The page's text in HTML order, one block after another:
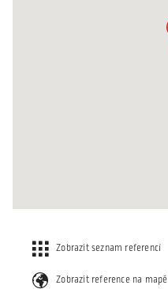
Zobrazit seznam referencí
Zobrazit reference na mapě